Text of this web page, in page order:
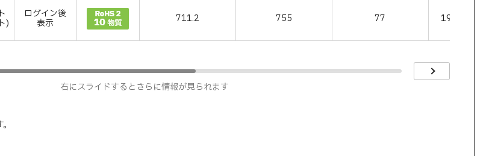
)
ログイン後
表示 711.2 755 77 190-111-
右にスライドするとさらに情報が見られます